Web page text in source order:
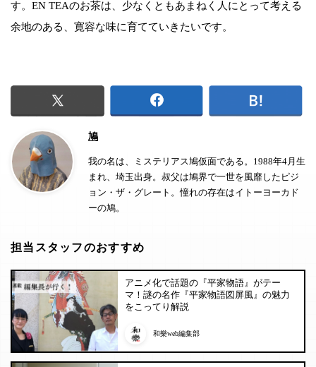
す。EN TEAのお茶は、少なくともあまねく人にとって考える
余地のある、寛容な味に育てていきたいです。
鳩
我の名は、ミステリアス鳩仮面である。1988年4月生
まれ、埼玉出身。叔父は鳩界で一世を風靡したピジ
ョン・ザ・グレート。憧れの存在はイトーヨーカド
ーの鳩。
担当スタッフのおすすめ
アニメ化で話題の『平家物語』がテー
マ！謎の名作『平家物語図屏風』の魅力
をこってり解説
和樂web編集部